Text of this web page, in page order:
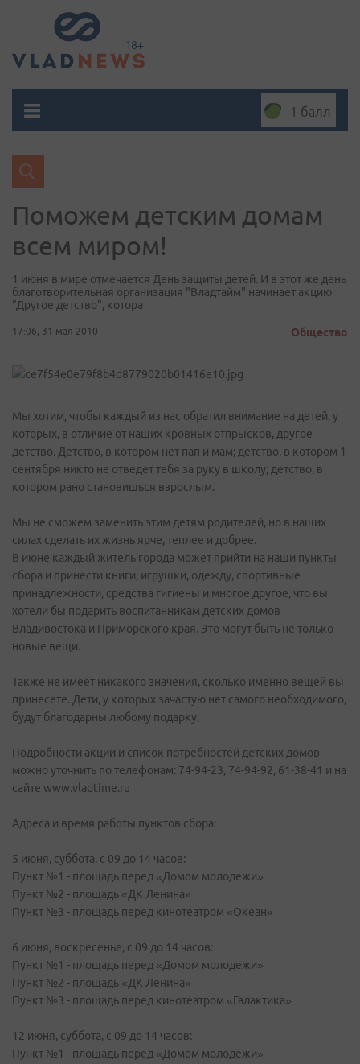
1 балл
Поможем детским домам
всем миром!
1 июня в мире отмечается День защиты детей. И в этот же день
благотворительная организация "Владтайм" начинает акцию
"Другое детство", котора
17:06, 31 мая 2010 Общество
Мы хотим, чтобы каждый из нас обратил внимание на детей, у
которых, в отличие от наших кровных отпрысков, другое
детство. Детство, в котором нет пап и мам; детство, в котором 1
сентября никто не отведет тебя за руку в школу; детство, в
котором рано становишься взрослым.
Мы не сможем заменить этим детям родителей, но в наших
силах сделать их жизнь ярче, теплее и добрее.
В июне каждый житель города может прийти на наши пункты
сбора и принести книги, игрушки, одежду, спортивные
принадлежности, средства гигиены и многое другое, что вы
хотели бы подарить воспитанникам детских домов
Владивостока и Приморского края. Это могут быть не только
новые вещи.
Также не имеет никакого значения, сколько именно вещей вы
принесете. Дети, у которых зачастую нет самого необходимого,
будут благодарны любому подарку.
Подробности акции и список потребностей детских домов
можно уточнить по телефонам: 74-94-23, 74-94-92, 61-38-41 и на
сайте www.vladtime.ru
Адреса и время работы пунктов сбора:
5 июня, суббота, с 09 до 14 часов:
Пункт №1 - площадь перед «Домом молодежи»
Пункт №2 - площадь «ДК Ленина»
Пункт №3 - площадь перед кинотеатром «Океан»
6 июня, воскресенье, с 09 до 14 часов:
Пункт №1 - площадь перед «Домом молодежи»
Пункт №2 - площадь «ДК Ленина»
Пункт №3 - площадь перед кинотеатром «Галактика»
12 июня, суббота, с 09 до 14 часов:
Пункт №1 - площадь перед «Домом молодежи»